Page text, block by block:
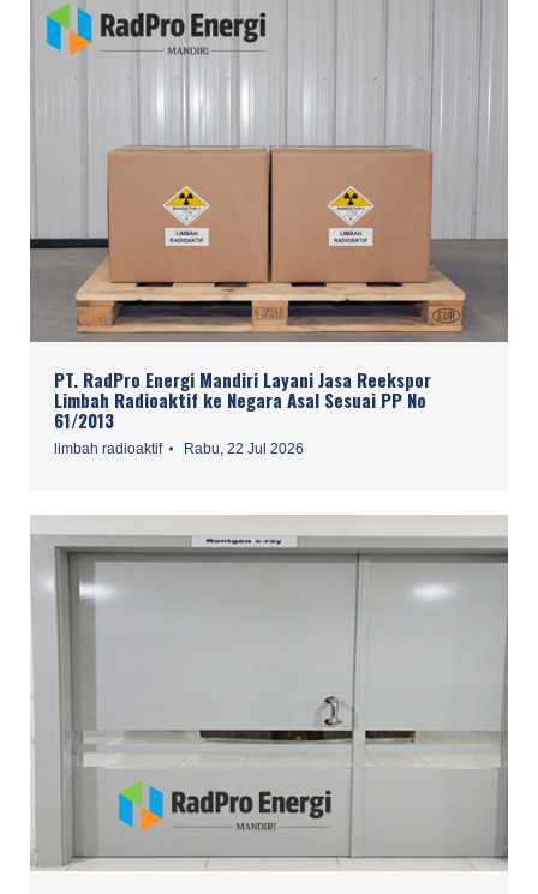
PT. RadPro Energi Mandiri Layani Jasa Reekspor
Limbah Radioaktif ke Negara Asal Sesuai PP No
61/2013
limbah radioaktif Rabu, 22 Jul 2026